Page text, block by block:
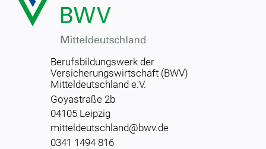
Berufsbildungswerk der
Versicherungswirtschaft (BWV)
Mitteldeutschland e.V.
Goyastraße 2b
04105 Leipzig
mitteldeutschland@bwv.de
0341 1494 816